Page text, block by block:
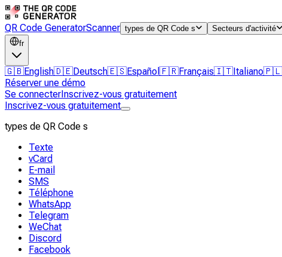
QR Code GeneratorScanner types de QR Code s Secteurs d'activité
fr
🇬🇧English🇩🇪Deutsch🇪🇸Español 🇫🇷Français🇮🇹Italiano🇵🇱
Réserver une démo
Se connecterInscrivez-vous gratuitement
Inscrivez-vous gratuitement
types de QR Code s
Texte
vCard
E-mail
SMS
Téléphone
WhatsApp
Telegram
WeChat
Discord
Facebook